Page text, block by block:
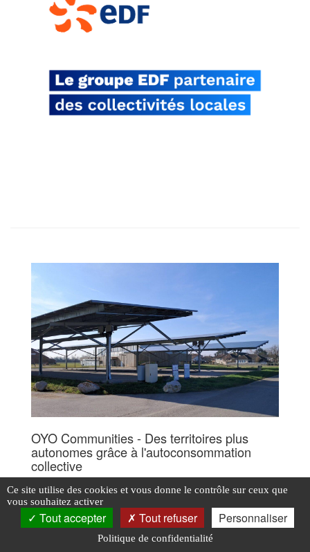
OYO Communities - Des territoires plus
autonomes grâce à l'autoconsommation
collective
PLUS D'INFOS
Ce site utilise des cookies et vous donne le contrôle sur ceux que
vous souhaitez activer
Tout accepter Tout refuser Personnaliser
Politique de confidentialité